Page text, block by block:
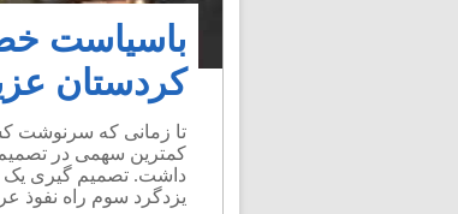
باسیاست
کردستان
تا زمانی که سرنوشت
کمترین سهمی در تصمیم
داشت. تصمیم گیری یک
یزدگرد سوم راه نفوذ